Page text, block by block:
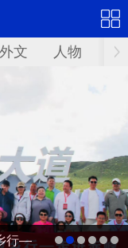
外文 人物 华
行—